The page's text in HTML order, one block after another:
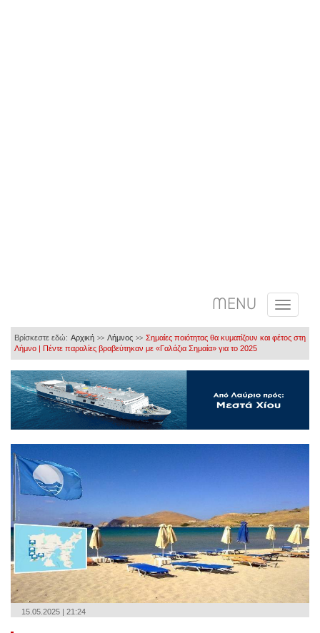
MENU
Βρίσκεστε εδώ: Αρχική >> Λήμνος >> Σημαίες ποιότητας θα κυματίζουν και φέτος στη
Λήμνο | Πέντε παραλίες βραβεύτηκαν με «Γαλάζια Σημαία» για το 2025
15.05.2025 | 21:24